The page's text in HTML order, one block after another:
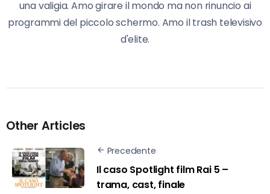
una valigia. Amo girare il mondo ma non rinuncio ai
programmi del piccolo schermo. Amo il trash televisivo
d'elite.
Other Articles
Precedente
Il caso Spotlight film Rai 5 –
trama, cast, finale